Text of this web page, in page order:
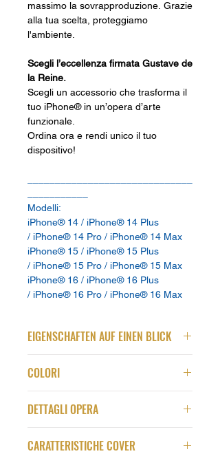
massimo la sovrapproduzione. Grazie
alla tua scelta, proteggiamo
l'ambiente.
Scegli l’eccellenza firmata Gustave de
la Reine.
Scegli un accessorio che trasforma il
tuo iPhone® in un’opera d’arte
funzionale.
Ordina ora e rendi unico il tuo
dispositivo!
Modelli:
iPhone® 14 / iPhone® 14 Plus
/ iPhone® 14 Pro / iPhone® 14 Max
iPhone® 15 / iPhone® 15 Plus
/ iPhone® 15 Pro / iPhone® 15 Max
iPhone® 16 / iPhone® 16 Plus
/ iPhone® 16 Pro / iPhone® 16 Max
EIGENSCHAFTEN AUF EINEN BLICK
Stampa su Policarbonato in alta
qualità
Grande Resistenza ad urti
Compatibile con ricarica ad
COLORI
rapisce l'osservatore per la sua
compostezza,forma,equilibrio. È
simbolo di calma, meditazione,
DETTAGLI OPERA
Misure e Formati:iPhone 14, iPhone
CARATTERISTICHE COVER